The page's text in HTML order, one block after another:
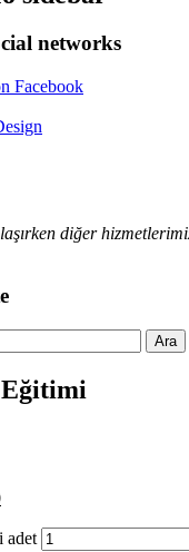
networks
Facebook
diğer
adet